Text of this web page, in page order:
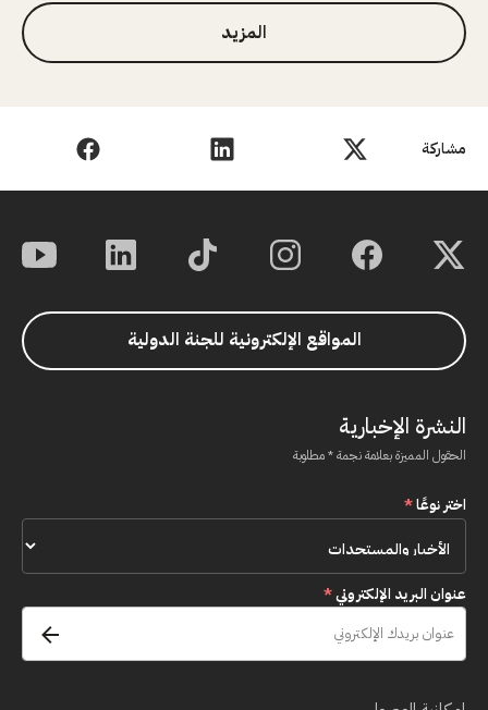
مشاركة
المزيد
المواقع الإلكترونية للجنة الدولية
النشرة الإخبارية
الحقول المميزة بعلامة نجمة * مطلوبة
اختر نوعًا*
عنوان البريد الإلكتروني*